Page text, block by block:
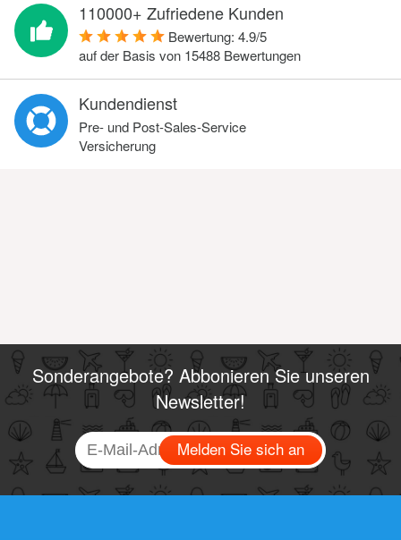
110000+ Zufriedene Kunden
Bewertung: 4.9/5
auf der Basis von 15488 Bewertungen
Kundendienst
Pre- und Post-Sales-Service
Versicherung
Sonderangebote? Abbonieren Sie unseren
Newsletter!
Melden Sie sich an